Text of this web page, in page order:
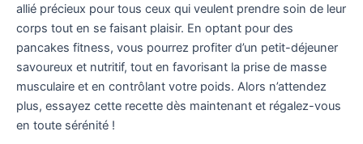
allié précieux pour tous ceux qui veulent prendre soin de leur
corps tout en se faisant plaisir. En optant pour des
pancakes fitness, vous pourrez profiter d’un petit-déjeuner
savoureux et nutritif, tout en favorisant la prise de masse
musculaire et en contrôlant votre poids. Alors n’attendez
plus, essayez cette recette dès maintenant et régalez-vous
en toute sérénité !